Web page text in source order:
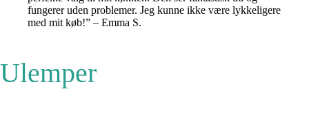
fungerer uden problemer. Jeg kunne ikke være lykkeligere
med mit køb!” – Emma S.
Ulemper